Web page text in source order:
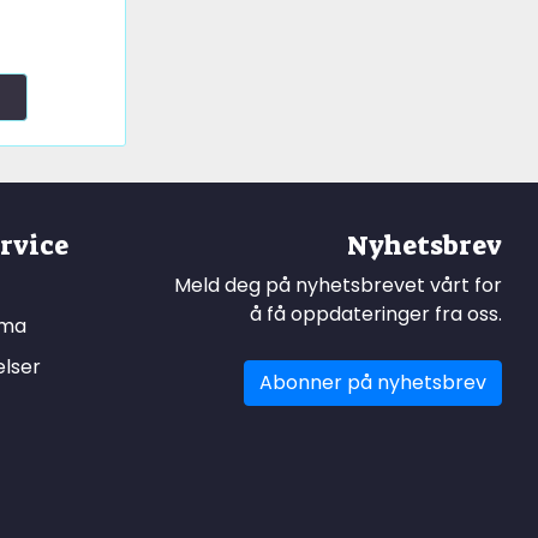
Nyhetsbrev
Meld deg på nyhetsbrevet vårt for
å få oppdateringer fra oss.
Abonner på nyhetsbrev